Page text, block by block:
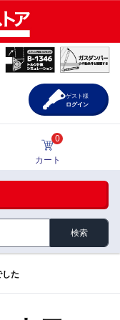
機器
検索
0
カート
ゲスト様
ログイン
た